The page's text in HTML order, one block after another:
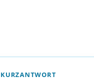
KURZANTWORT